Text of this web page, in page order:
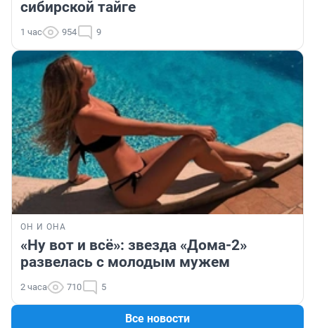
сибирской тайге
1 час 954 9
ОН И ОНА
«Ну вот и всё»: звезда «Дома-2»
развелась с молодым мужем
2 часа 710 5
Все новости